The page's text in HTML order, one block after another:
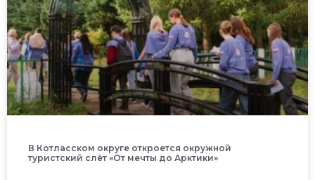
В Котласском округе откроется окружной
туристский слёт «От мечты до Арктики»